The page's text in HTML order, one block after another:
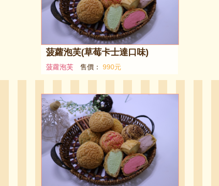
菠蘿泡芙(草莓卡士達口味)
菠蘿泡芙 售價： 990元